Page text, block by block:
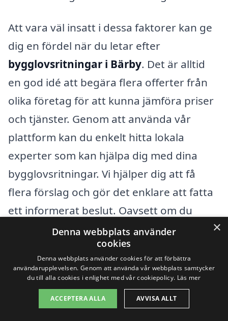
Att vara väl insatt i dessa faktorer kan ge
dig en fördel när du letar efter
bygglovsritningar i Bärby. Det är alltid
en god idé att begära flera offerter från
olika företag för att kunna jämföra priser
och tjänster. Genom att använda vår
plattform kan du enkelt hitta lokala
experter som kan hjälpa dig med dina
bygglovsritningar. Vi hjälper dig att få
flera förslag och gör det enklare att fatta
ett informerat beslut. Oavsett om du
planerar en liten renovering eller ett stort
byggprojekt, kan rätt ritningar vara
avgörande för att säkerställa att ditt
projekt genomförs smidigt och enligt
gällande lagar.
×
Denna webbplats använder
cookies
Denna webbplats använder cookies för att förbättra
användarupplevelsen. Genom att använda vår webbplats samtycker
du till alla cookies i enlighet med vår cookiepolicy. Läs mer
ACCEPTERA ALLA AVVISA ALLT